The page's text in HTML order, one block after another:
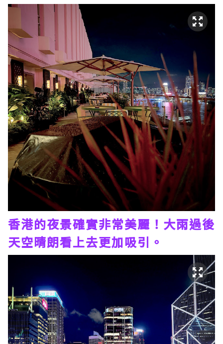
香港的夜景確實非常美麗！大雨過後
天空晴朗看上去更加吸引。